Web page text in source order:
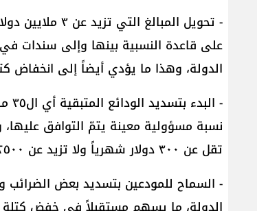
- تحويل
على قاعدة النسبية بينها وإلى
الدولة، وهذا ما يؤدي أيضاً إلى انخفاض كتلة
-
تقل عن ٣٠٠ دولار شهرياً ولا تزيد عن ٢٥٠٠ دولار شهرياً.
- السماح للمودعين بتسديد بعض